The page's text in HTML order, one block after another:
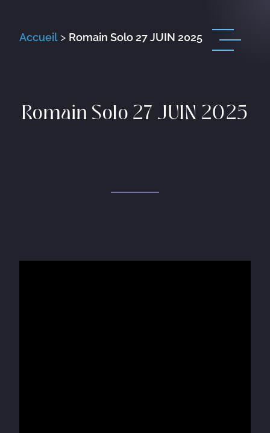
Accueil> Romain Solo 27 JUIN 2025
Romain Solo 27 JUIN 2025